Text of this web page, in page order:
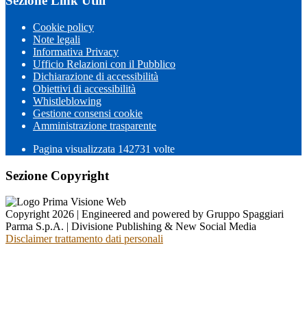
Cookie policy
Note legali
Informativa Privacy
Ufficio Relazioni con il Pubblico
Dichiarazione di accessibilità
Obiettivi di accessibilità
Whistleblowing
Gestione consensi cookie
Amministrazione trasparente
Pagina visualizzata 142731 volte
Sezione Copyright
Copyright 2026 | Engineered and powered by Gruppo Spaggiari
Parma S.p.A. | Divisione Publishing & New Social Media
Disclaimer trattamento dati personali